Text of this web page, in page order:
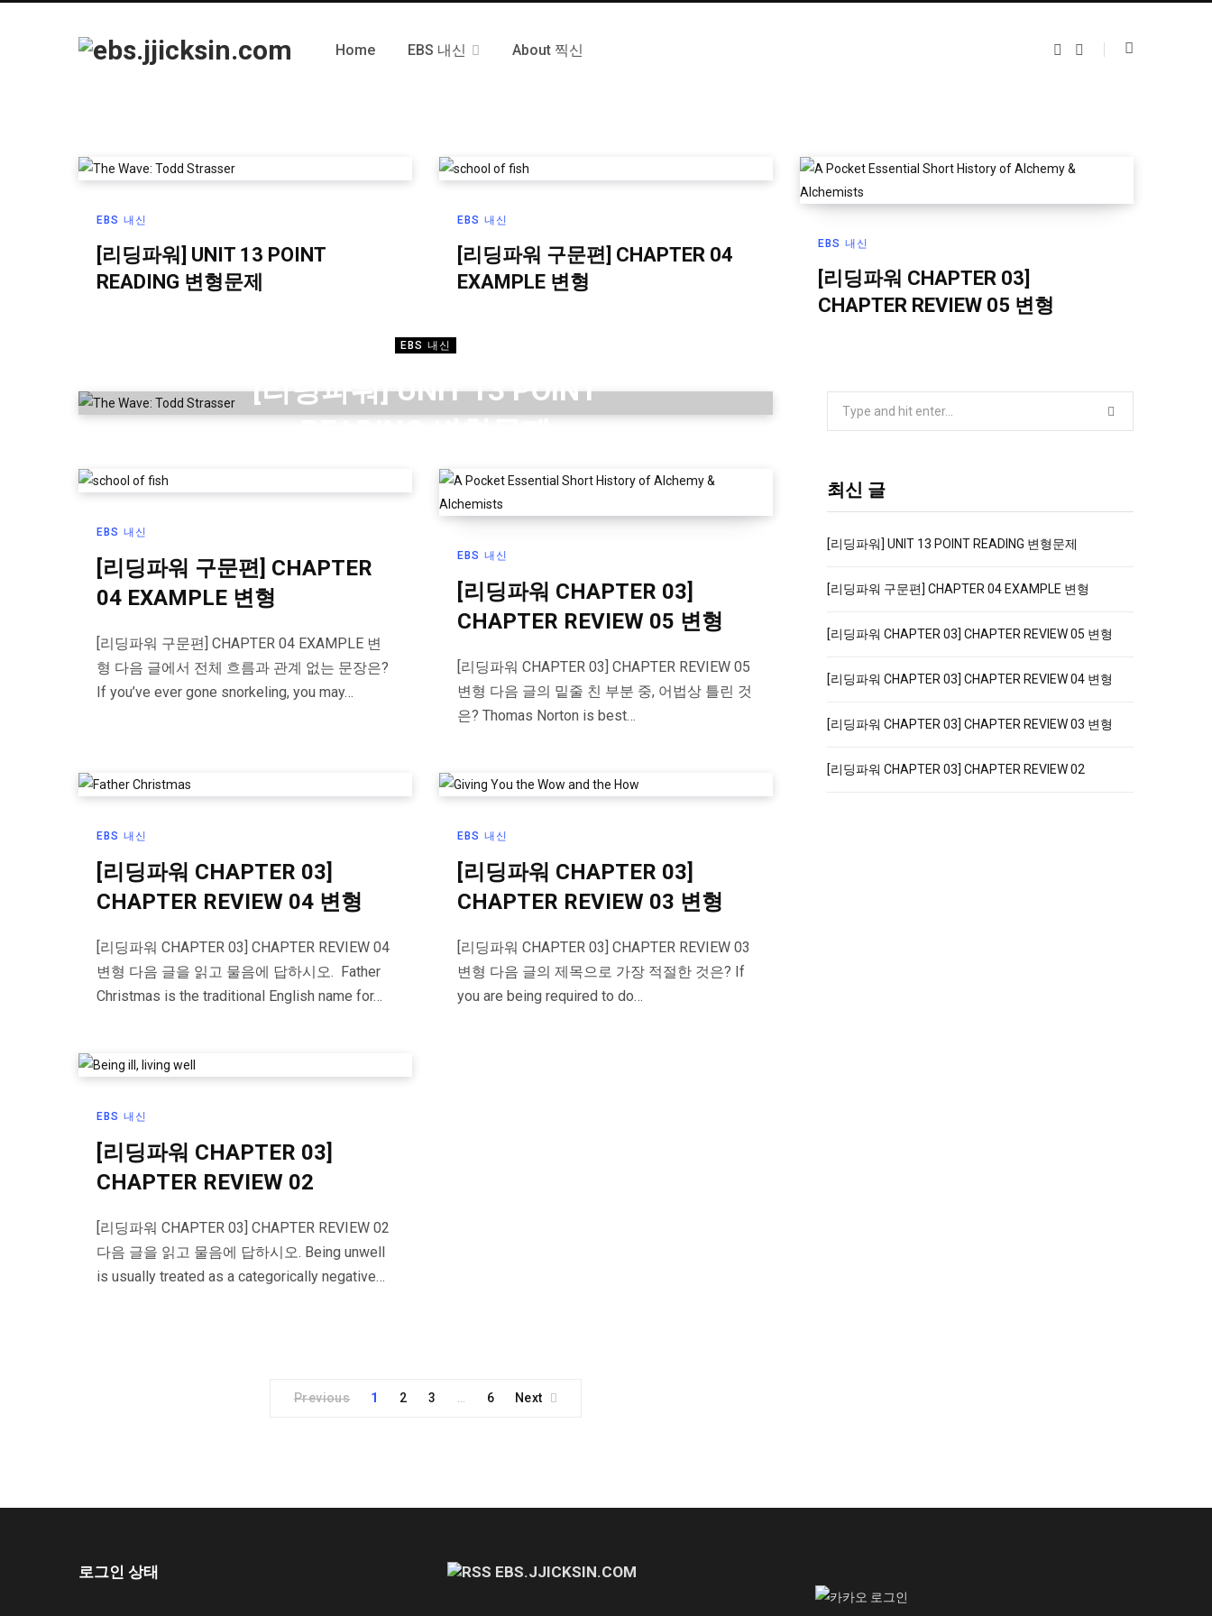
Home EBS 내신 About 찍신
EBS 내신
[리딩파워] UNIT 13 POINT
READING 변형문제
EBS 내신
[리딩파워 구문편] CHAPTER 04
EXAMPLE 변형
EBS 내신
[리딩파워 CHAPTER 03]
CHAPTER REVIEW 05 변형
EBS 내신
[리딩파워] UNIT 13 POINT
EBS 내신
[리딩파워 구문편] CHAPTER
04 EXAMPLE 변형
[리딩파워 구문편] CHAPTER 04 EXAMPLE 변
형 다음 글에서 전체 흐름과 관계 없는 문장은?
If you’ve ever gone snorkeling, you may…
EBS 내신
[리딩파워 CHAPTER 03]
CHAPTER REVIEW 05 변형
[리딩파워 CHAPTER 03] CHAPTER REVIEW 05
변형 다음 글의 밑줄 친 부분 중, 어법상 틀린 것
은? Thomas Norton is best…
EBS 내신
[리딩파워 CHAPTER 03]
CHAPTER REVIEW 04 변형
[리딩파워 CHAPTER 03] CHAPTER REVIEW 04
변형 다음 글을 읽고 물음에 답하시오. Father
Christmas is the traditional English name for…
EBS 내신
[리딩파워 CHAPTER 03]
CHAPTER REVIEW 03 변형
[리딩파워 CHAPTER 03] CHAPTER REVIEW 03
변형 다음 글의 제목으로 가장 적절한 것은? If
you are being required to do…
EBS 내신
[리딩파워 CHAPTER 03]
CHAPTER REVIEW 02
[리딩파워 CHAPTER 03] CHAPTER REVIEW 02
다음 글을 읽고 물음에 답하시오. Being unwell
is usually treated as a categorically negative…
Previous 1 2 3 … 6 Next
c
f
최신 글
[리딩파워] UNIT 13 POINT READING 변형문제
[리딩파워 구문편] CHAPTER 04 EXAMPLE 변형
[리딩파워 CHAPTER 03] CHAPTER REVIEW 05 변형
[리딩파워 CHAPTER 03] CHAPTER REVIEW 04 변형
[리딩파워 CHAPTER 03] CHAPTER REVIEW 03 변형
[리딩파워 CHAPTER 03] CHAPTER REVIEW 02
로그인 상태 EBS.JJICKSIN.COM